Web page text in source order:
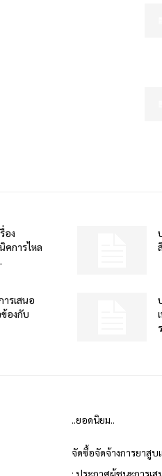
อง
คการไหล
ารเสนอ
ข้องกับ
..ยอดนิยม..
จัดซื้อจัดจ้างการยาสู
: ประกาศผู้ชนะการเส